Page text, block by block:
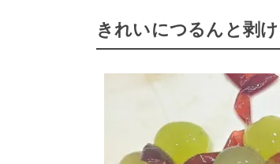
きれいにつるんと剥け